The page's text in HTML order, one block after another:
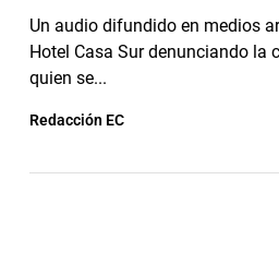
Un audio difundido en medios
Hotel Casa Sur denunciando la
quien se...
Redacción EC